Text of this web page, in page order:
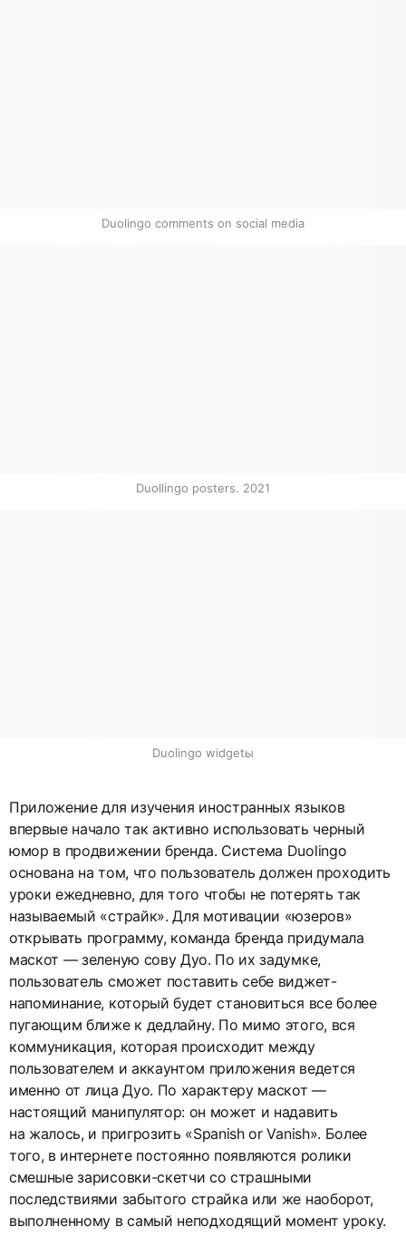
Duolingo comments on social media
Duollingo posters. 2021
Duolingo widgetы
Приложение для изучения иностранных языков
впервые начало так активно использовать черный
юмор в продвижении бренда. Система Duolingo
основана на том, что пользователь должен проходить
уроки ежедневно, для того чтобы не потерять так
называемый «страйк». Для мотивации «юзеров»
открывать программу, команда бренда придумала
маскот — зеленую сову Дуо. По их задумке,
пользователь сможет поставить себе виджет-
напоминание, который будет становиться все более
пугающим ближе к дедлайну. По мимо этого, вся
коммуникация, которая происходит между
пользователем и аккаунтом приложения ведется
именно от лица Дуо. По характеру маскот —
настоящий манипулятор: он может и надавить
на жалось, и пригрозить «Spanish or Vanish». Более
того, в интернете постоянно появляются ролики
смешные зарисовки-скетчи со страшными
последствиями забытого страйка или же наоборот,
выполненному в самый неподходящий момент уроку.